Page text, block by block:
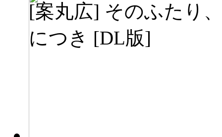
[案丸広] そのふたり
につき [DL版]